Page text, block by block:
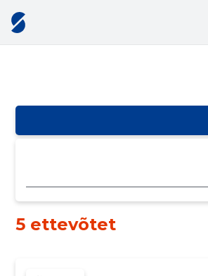
5 ettevõtet